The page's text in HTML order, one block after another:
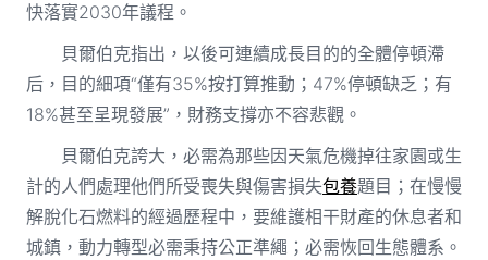
快落實2030年議程。
貝爾伯克指出，以後可連續成長目的的全體停頓滯
后，目的細項“僅有35%按打算推動；47%停頓缺乏；有
18%甚至呈現發展”，財務支撐亦不容悲觀。
貝爾伯克誇大，必需為那些因天氣危機掉往家園或生
計的人們處理他們所受喪失與傷害損失包養題目；在慢慢
解脫化石燃料的經過歷程中，要維護相干財產的休息者和
城鎮，動力轉型必需秉持公正準繩；必需恢回生態體系。